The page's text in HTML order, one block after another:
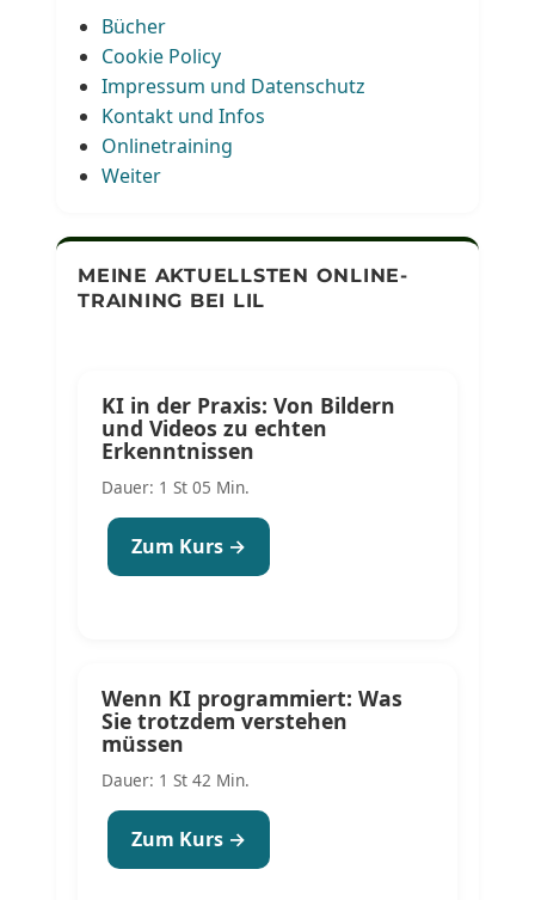
Bücher
Cookie Policy
Impressum und Datenschutz
Kontakt und Infos
Onlinetraining
Weiter
MEINE AKTUELLSTEN ONLINE-
TRAINING BEI LIL
KI in der Praxis: Von Bildern
und Videos zu echten
Erkenntnissen
Dauer: 1 St 05 Min.
Zum Kurs →
Wenn KI programmiert: Was
Sie trotzdem verstehen
müssen
Dauer: 1 St 42 Min.
Zum Kurs →